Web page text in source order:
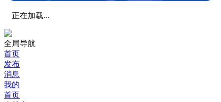
正在加载...
全局导航
首页
发布
消息
我的
首页